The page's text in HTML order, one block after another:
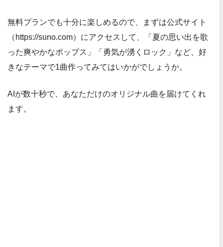
無料プランでも十分に楽しめるので、まずは公式サイト
（https://suno.com）にアクセスして、「夏の思い出を歌
った爽やかなポップス」「勇気が湧くロック」など、好
きなテーマで1曲作ってみてはいかがでしょうか。
AIが数十秒で、あなただけのオリジナル曲を届けてくれ
ます。